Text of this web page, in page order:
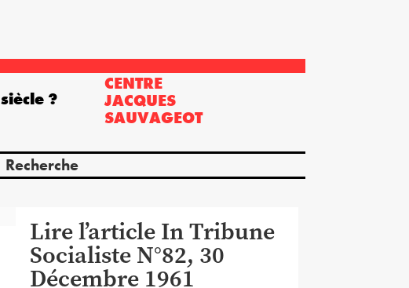
CENTRE
JACQUES
SAUVAGEOT
Recherche
siècle ?
Lire l’article In Tribune
Socialiste N°82, 30
Décembre 1961